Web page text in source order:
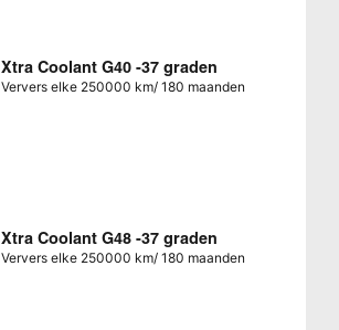
Xtra Coolant G40 -37 graden
Ververs elke 250000 km/ 180 maanden
Xtra Coolant G48 -37 graden
Ververs elke 250000 km/ 180 maanden